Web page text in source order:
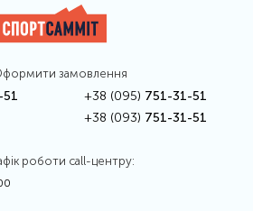
замовлення
+38 (095) 751-31-51
+38 (093) 751-31-51
роботи call-центру: